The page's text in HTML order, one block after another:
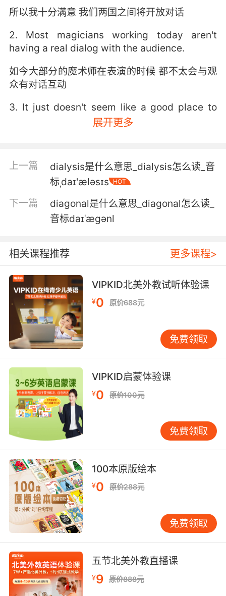
所以我十分满意 我们两国之间将开放对话
2. Most magicians working today aren't
having a real dialog with the audience.
如今大部分的魔术师在表演的时候 都不太会与观
众有对话互动
3. It just doesn't seem like a good place to
4. In the last two years, we're seeing people
say things in dialog that was intended for the
在过去两年中 常见到人们在对话中 硬生生地给植
5. I shot roughly six lines of dialog a day from
hundreds of angles, and many, many takes.
哥一天要从几百个角度拍摄六段对白 而且还会重
拍很多很多次
展开更多
上一篇
dialysis是什么意思_dialysis怎么读_音
标ˌdaɪ'æləsɪs
HOT
下一篇
diagonal是什么意思_diagonal怎么读_
音标daɪˈægənl
相关课程推荐 更多课程>
VIPKID北美外教试听体验课
¥0 原价688元
免费领取
VIPKID启蒙体验课
¥0 原价100元
免费领取
100本原版绘本
¥0 原价288元
免费领取
五节北美外教直播课
¥9 原价888元